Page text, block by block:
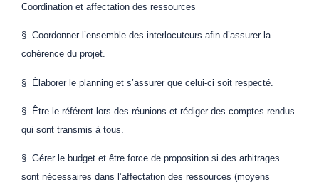
Coordination et affectation des ressources
§ Coordonner l’ensemble des interlocuteurs afin d’assurer la
cohérence du projet.
§ Élaborer le planning et s’assurer que celui-ci soit respecté.
§ Être le référent lors des réunions et rédiger des comptes rendus
qui sont transmis à tous.
§ Gérer le budget et être force de proposition si des arbitrages
sont nécessaires dans l’affectation des ressources (moyens